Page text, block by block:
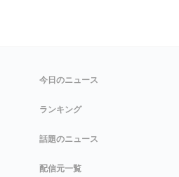
今日のニュース
ランキング
話題のニュース
配信元一覧